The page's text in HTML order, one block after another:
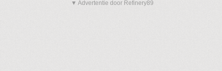
▼ Advertentie door Refinery89